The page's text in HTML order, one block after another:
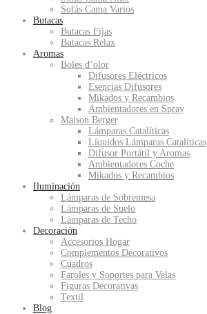
Sofás Cama Varios
Butacas
Butacas Fijas
Butacas Relax
Aromas
Boles d’olor
Difusores Eléctricos
Esencias Difusores
Mikados y Recambios
Ambientadores en Spray
Maison Berger
Lámparas Catalíticas
Líquidos Lámparas Catalíticas
Difusor Portátil y Aromas
Ambientadores Coche
Mikados y Recambios
Iluminación
Lámparas de Sobremesa
Lámparas de Suelo
Lámparas de Techo
Decoración
Accesorios Hogar
Complementos Decorativos
Cuadros
Faroles y Soportes para Velas
Figuras Decorativas
Textil
Blog